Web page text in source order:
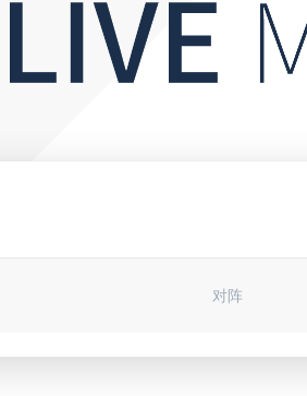
对阵